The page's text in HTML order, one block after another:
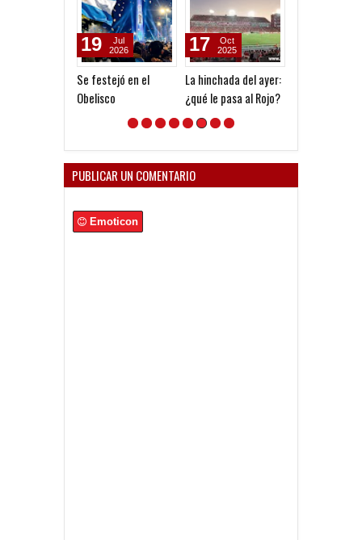
Se festejó en el
Obelisco
19
Jul
2026
La hinchada del ayer:
¿qué le pasa al Rojo?
17
Oct
2025
PUBLICAR UN COMENTARIO
Emoticon